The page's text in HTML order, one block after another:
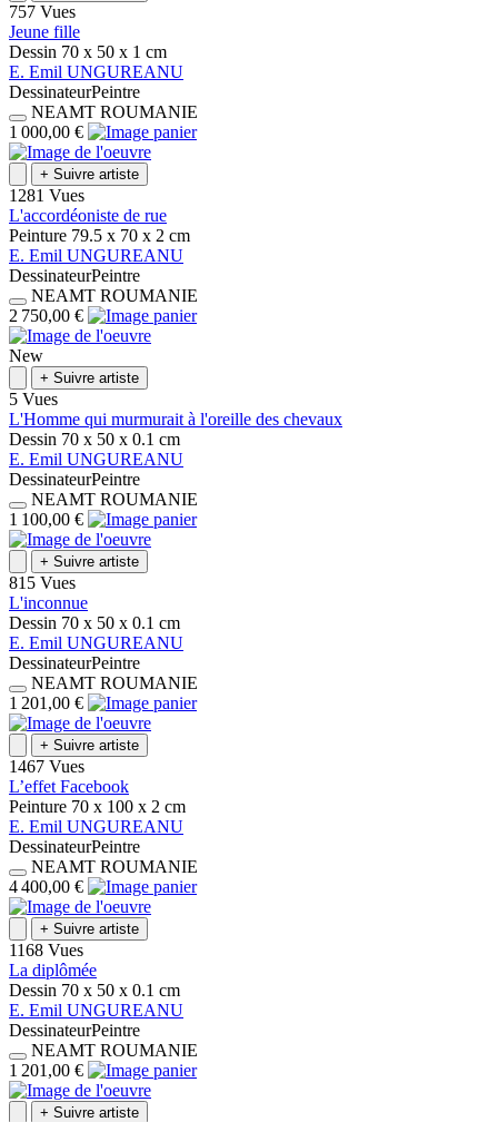
757 Vues
Jeune fille
Dessin 70 x 50 x 1 cm
E. Emil UNGUREANU
DessinateurPeintre
NEAMT ROUMANIE
1 000,00 €
+ Suivre artiste
1281 Vues
L'accordéoniste de rue
Peinture 79.5 x 70 x 2 cm
E. Emil UNGUREANU
DessinateurPeintre
NEAMT ROUMANIE
2 750,00 €
New
+ Suivre artiste
5 Vues
L'Homme qui murmurait à l'oreille des chevaux
Dessin 70 x 50 x 0.1 cm
E. Emil UNGUREANU
DessinateurPeintre
NEAMT ROUMANIE
1 100,00 €
+ Suivre artiste
815 Vues
L'inconnue
Dessin 70 x 50 x 0.1 cm
E. Emil UNGUREANU
DessinateurPeintre
NEAMT ROUMANIE
1 201,00 €
+ Suivre artiste
1467 Vues
L’effet Facebook
Peinture 70 x 100 x 2 cm
E. Emil UNGUREANU
DessinateurPeintre
NEAMT ROUMANIE
4 400,00 €
+ Suivre artiste
1168 Vues
La diplômée
Dessin 70 x 50 x 0.1 cm
E. Emil UNGUREANU
DessinateurPeintre
NEAMT ROUMANIE
1 201,00 €
+ Suivre artiste